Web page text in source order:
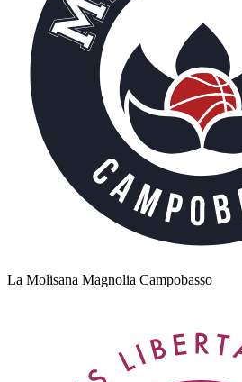
La Molisana Magnolia Campobasso